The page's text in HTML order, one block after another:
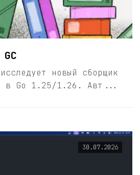
новый сборщик
в Go 1.25/1.26. Авт...
30.07.2026